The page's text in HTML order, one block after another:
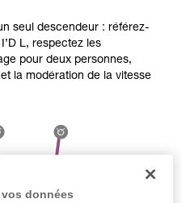
seul descendeur : référez-
L, respectez les
pour deux personnes,
la modération de la vitesse
données